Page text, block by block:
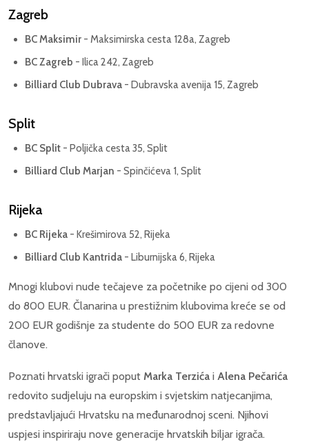
Zagreb
BC Maksimir - Maksimirska cesta 128a, Zagreb
BC Zagreb - Ilica 242, Zagreb
Billiard Club Dubrava - Dubravska avenija 15, Zagreb
Split
BC Split - Poljička cesta 35, Split
Billiard Club Marjan - Spinčićeva 1, Split
Rijeka
BC Rijeka - Krešimirova 52, Rijeka
Billiard Club Kantrida - Liburnijska 6, Rijeka
Mnogi klubovi nude tečajeve za početnike po cijeni od 300
do 800 EUR. Članarina u prestižnim klubovima kreće se od
200 EUR godišnje za studente do 500 EUR za redovne
članove.
Poznati hrvatski igrači poput Marka Terzića i Alena Pečarića
redovito sudjeluju na europskim i svjetskim natjecanjima,
predstavljajući Hrvatsku na međunarodnoj sceni. Njihovi
uspjesi inspiriraju nove generacije hrvatskih biljar igrača.